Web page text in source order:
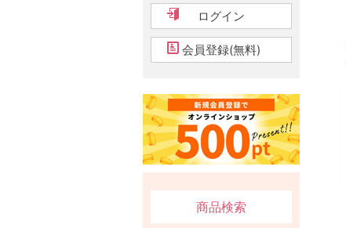
ログイン
会員登録(無料)
商品検索